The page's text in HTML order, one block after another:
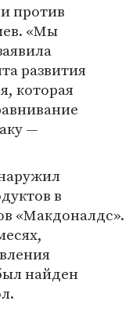
против
«Мы
развития
которая
—
в
«Макдоналдс».
найден